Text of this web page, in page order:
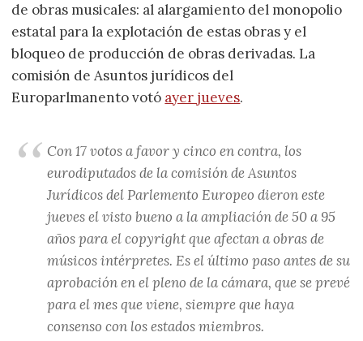
de obras musicales: al alargamiento del monopolio
estatal para la explotación de estas obras y el
bloqueo de producción de obras derivadas. La
comisión de Asuntos jurídicos del
Europarlmanento votó ayer jueves.
Con 17 votos a favor y cinco en contra, los
eurodiputados de la comisión de Asuntos
Jurídicos del Parlemento Europeo dieron este
jueves el visto bueno a la ampliación de 50 a 95
años para el copyright que afectan a obras de
músicos intérpretes. Es el último paso antes de su
aprobación en el pleno de la cámara, que se prevé
para el mes que viene, siempre que haya
consenso con los estados miembros.